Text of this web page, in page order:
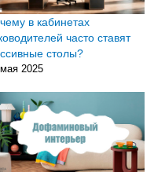
в кабинетах
часто ставят
столы?
2025